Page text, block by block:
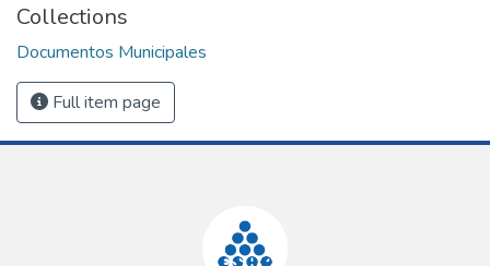
Collections
Documentos Municipales
Full item page